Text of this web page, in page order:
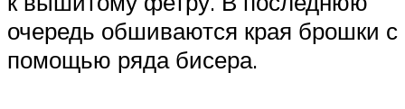
очередь обшиваются края брошки с
помощью ряда бисера.